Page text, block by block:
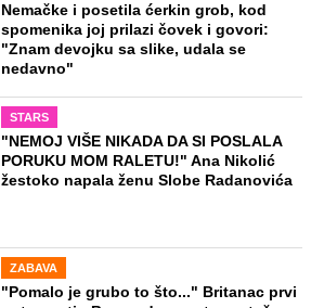
Nemačke i posetila ćerkin grob, kod
spomenika joj prilazi čovek i govori:
"Znam devojku sa slike, udala se
nedavno"
STARS
"NEMOJ VIŠE NIKADA DA SI POSLALA
PORUKU MOM RALETU!" Ana Nikolić
žestoko napala ženu Slobe Radanovića
ZABAVA
"Pomalo je grubo to što..." Britanac prvi